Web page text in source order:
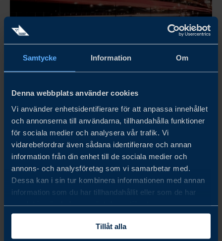
Samtycke Information Om
Denna webbplats använder cookies
Vi använder enhetsidentifierare för att anpassa innehållet
och annonserna till användarna, tillhandahålla funktioner
för sociala medier och analysera vår trafik. Vi
vidarebefordrar även sådana identifierare och annan
information från din enhet till de sociala medier och
annons- och analysföretag som vi samarbetar med.
Dessa kan i sin tur kombinera informationen med annan
information som du har tillhandahållit eller som de har
samlat in när du har använt deras tjänster.
Tillåt alla
nov. 03 - nov. 04, 2026
LOGISTIK & TRANSPORT
Business Sweden är samarbetspartner till Svenska Mässan,
där Logistik & Transport arrangeras den 3–4 november
2026 i Göteborg. Business Sweden kommer att bidra med
omvärldsanalys med fokus på handel och export.